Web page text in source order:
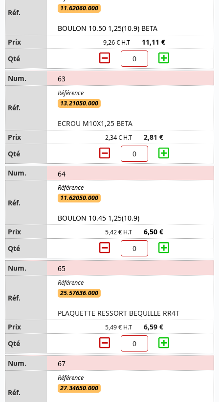
11.62060.000
BOULON 10.50 1,25(10.9) BETA
9,26 € H.T 11,11 €
63
13.21050.000
ECROU M10X1,25 BETA
2,34 € H.T 2,81 €
64
11.62050.000
BOULON 10.45 1,25(10.9)
5,42 € H.T 6,50 €
65
25.57636.000
PLAQUETTE RESSORT BEQUILLE RR4T
5,49 € H.T 6,59 €
67
27.34650.000